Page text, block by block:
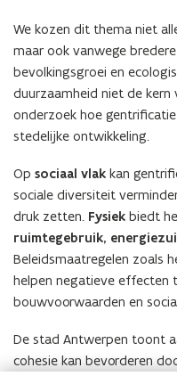
We kozen dit thema niet
maar ook vanwege
bevolkingsgroei en
duurzaamheid niet de
onderzoek hoe
stedelijke ontwikkeling.
Op sociaal vlak kan
sociale diversiteit
druk zetten. Fysiek biedt
ruimtegebruik,
Beleidsmaatregelen zoals
helpen negatieve effecten
bouwvoorwaarden en
De stad Antwerpen toont
cohesie kan bevorderen